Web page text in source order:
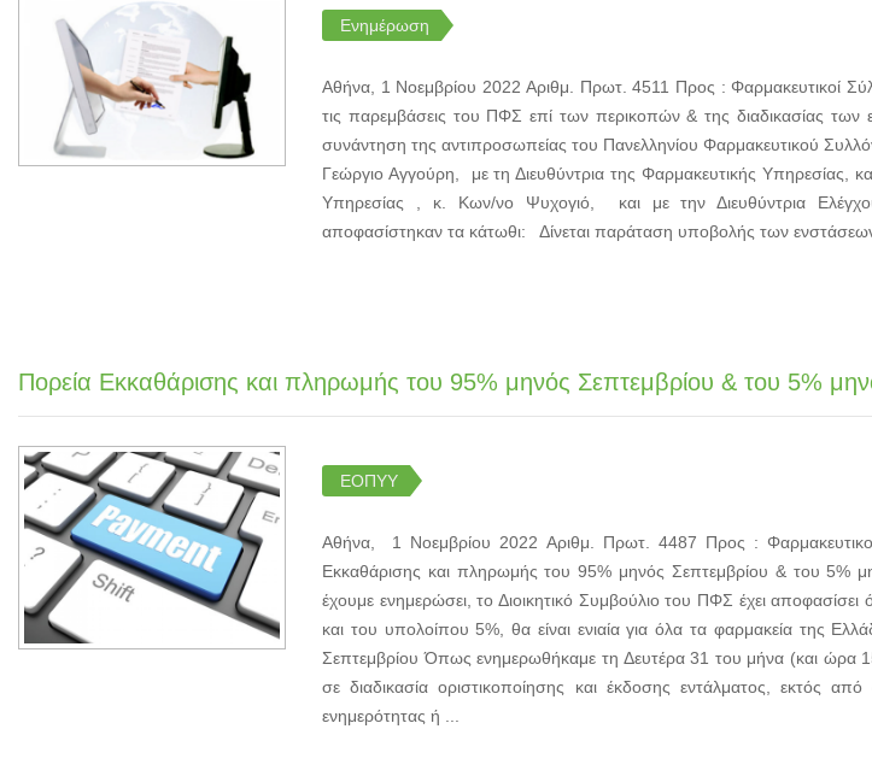
Ενημέρωση
Αθήνα, 1 Νοεμβρίου 2022 Αριθμ. Πρωτ. 4511 Προς : Φαρμακευτικοί
τις παρεμβάσεις του ΠΦΣ επί των περικοπών & της διαδικασίας
συνάντηση της αντιπροσωπείας του Πανελληνίου Φαρμακευτικού
Γεώργιο Αγγούρη, με τη Διευθύντρια της Φαρμακευτικής Υπηρεσίας,
Υπηρεσίας , κ. Κων/νο Ψυχογιό, και με την Διευθύντρια
αποφασίστηκαν τα κάτωθι: Δίνεται παράταση υποβολής των ενστάσεων
Πορεία Εκκαθάρισης και πληρωμής του 95% μηνός Σεπτεμβρίου & του 5%
ΕΟΠΥΥ
Αθήνα, 1 Νοεμβρίου 2022 Αριθμ. Πρωτ. 4487 Προς :
Εκκαθάρισης και πληρωμής του 95% μηνός Σεπτεμβρίου & του 5%
έχουμε ενημερώσει, το Διοικητικό Συμβούλιο του ΠΦΣ έχει
και του υπολοίπου 5%, θα είναι ενιαία για όλα τα φαρμακεία της
Σεπτεμβρίου Όπως ενημερωθήκαμε τη Δευτέρα 31 του μήνα (και ώρα
σε διαδικασία οριστικοποίησης και έκδοσης εντάλματος, εκτός
ενημερότητας ή ...